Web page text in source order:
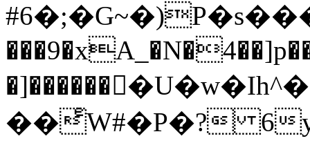
��ͤW#�P�? 6